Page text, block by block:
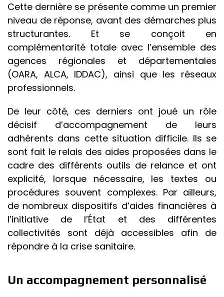
Cette dernière se présente comme un premier
niveau de réponse, avant des démarches plus
structurantes. Et se conçoit en
complémentarité totale avec l’ensemble des
agences régionales et départementales
(OARA, ALCA, IDDAC), ainsi que les réseaux
professionnels.
De leur côté, ces derniers ont joué un rôle
décisif d’accompagnement de leurs
adhérents dans cette situation difficile. Ils se
sont fait le relais des aides proposées dans le
cadre des différents outils de relance et ont
explicité, lorsque nécessaire, les textes ou
procédures souvent complexes. Par ailleurs,
de nombreux dispositifs d’aides financières à
l’initiative de l’État et des différentes
collectivités sont déjà accessibles afin de
répondre à la crise sanitaire.
Un accompagnement personnalisé